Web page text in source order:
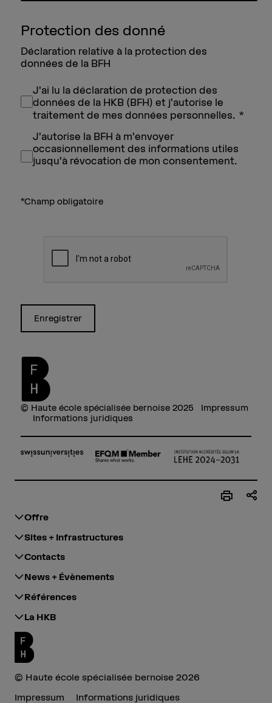
Protection des donné
Déclaration relative à la protection des
données de la BFH
J’ai lu la déclaration de protection des
données de la HKB (BFH) et j’autorise le
traitement de mes données personnelles.
J’autorise la BFH à m’envoyer
occasionnellement des informations utiles
jusqu’à révocation de mon consentement.
*Champ obligatoire
Enregistrer
© Haute école spécialisée bernoise 2025
Impressum
Informations juridiques
Offre
Sites + Infrastructures
Contacts
News + Évènements
Références
La HKB
© Haute école spécialisée bernoise 2026
Impressum
Informations juridiques